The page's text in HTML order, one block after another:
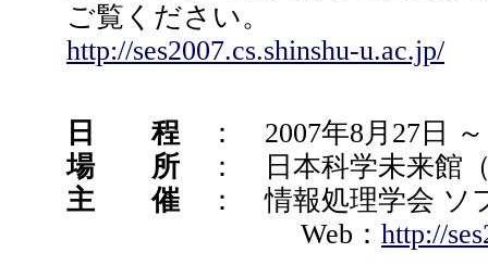
ご覧ください。
http://ses2007.cs.shinshu-u.ac.jp/
日 程 ： 2007年8月27日 ～
場 所 ： 日本科学未来館（
主 催 ： 情報処理学会 ソ
Web： http://